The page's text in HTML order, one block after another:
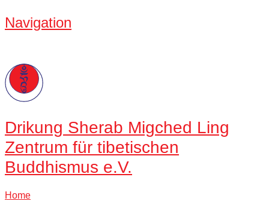
Navigation
Drikung Sherab Migched Ling
Zentrum für tibetischen
Buddhismus e.V.
Home